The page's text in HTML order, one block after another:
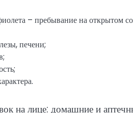
– пребывание на открытом
печени;